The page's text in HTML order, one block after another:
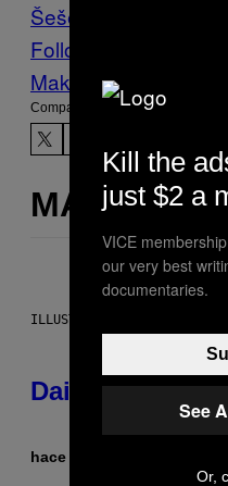
Šešelj
Follow Us On
Make Us Preferred In
Compartir:
MÁS DE LO
ILLUSTRATION BY REESA.
Daily
hace 2 horas
Kill the
just $2 a
VICE
our very best
documentaries.
See
Or,